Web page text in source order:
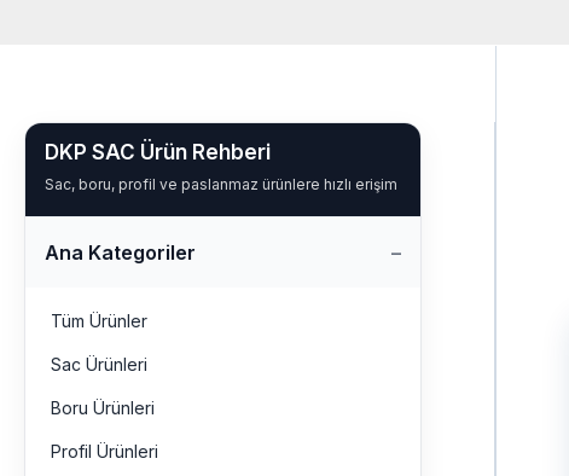
DKP SAC Ürün Rehberi
Sac, boru, profil ve paslanmaz ürünlere hızlı erişim
Ana Kategoriler
Tüm Ürünler
Sac Ürünleri
Boru Ürünleri
Profil Ürünleri